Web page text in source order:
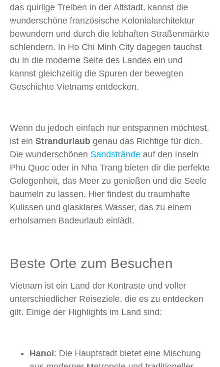
das quirlige Treiben in der Altstadt, kannst die
wunderschöne französische Kolonialarchitektur
bewundern und durch die lebhaften Straßenmärkte
schlendern. In Ho Chi Minh City dagegen tauchst
du in die moderne Seite des Landes ein und
kannst gleichzeitig die Spuren der bewegten
Geschichte Vietnams entdecken.
Wenn du jedoch einfach nur entspannen möchtest,
ist ein Strandurlaub genau das Richtige für dich.
Die wunderschönen Sandstrände auf den Inseln
Phu Quoc oder in Nha Trang bieten dir die perfekte
Gelegenheit, das Meer zu genießen und die Seele
baumeln zu lassen. Hier findest du traumhafte
Kulissen und glasklares Wasser, das zu einem
erholsamen Badeurlaub einlädt.
Beste Orte zum Besuchen
Vietnam ist ein Land der Kontraste und voller
unterschiedlicher Reiseziele, die es zu entdecken
gilt. Einige der Highlights im Land sind:
Hanoi: Die Hauptstadt bietet eine Mischung